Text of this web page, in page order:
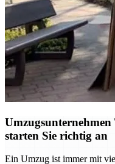
starten Sie richtig an
Ein Umzug ist immer mit